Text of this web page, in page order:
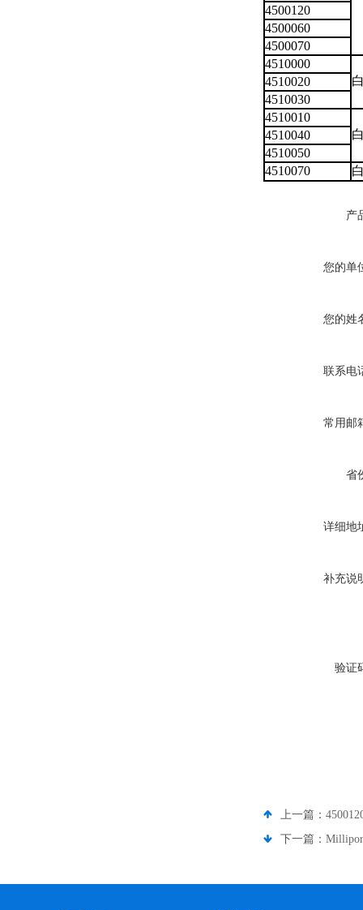
4500120
4500060
4500070
4510000
4510020
4510030
4510010
4510040
4510050
4510070
产
您的单
您的姓
联系电
常用邮
省
详细地
补充说
验证
上一篇：
下一篇：